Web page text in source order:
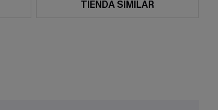
TIENDA SIMILAR